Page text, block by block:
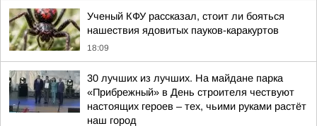
Ученый КФУ рассказал, стоит ли бояться
нашествия ядовитых пауков-каракуртов
18:09
30 лучших из лучших. На майдане парка
«Прибрежный» в День строителя чествуют
настоящих героев – тех, чьими руками растёт
наш город